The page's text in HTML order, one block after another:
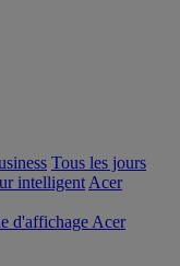
Tous les jours
intelligent Acer
d'affichage Acer